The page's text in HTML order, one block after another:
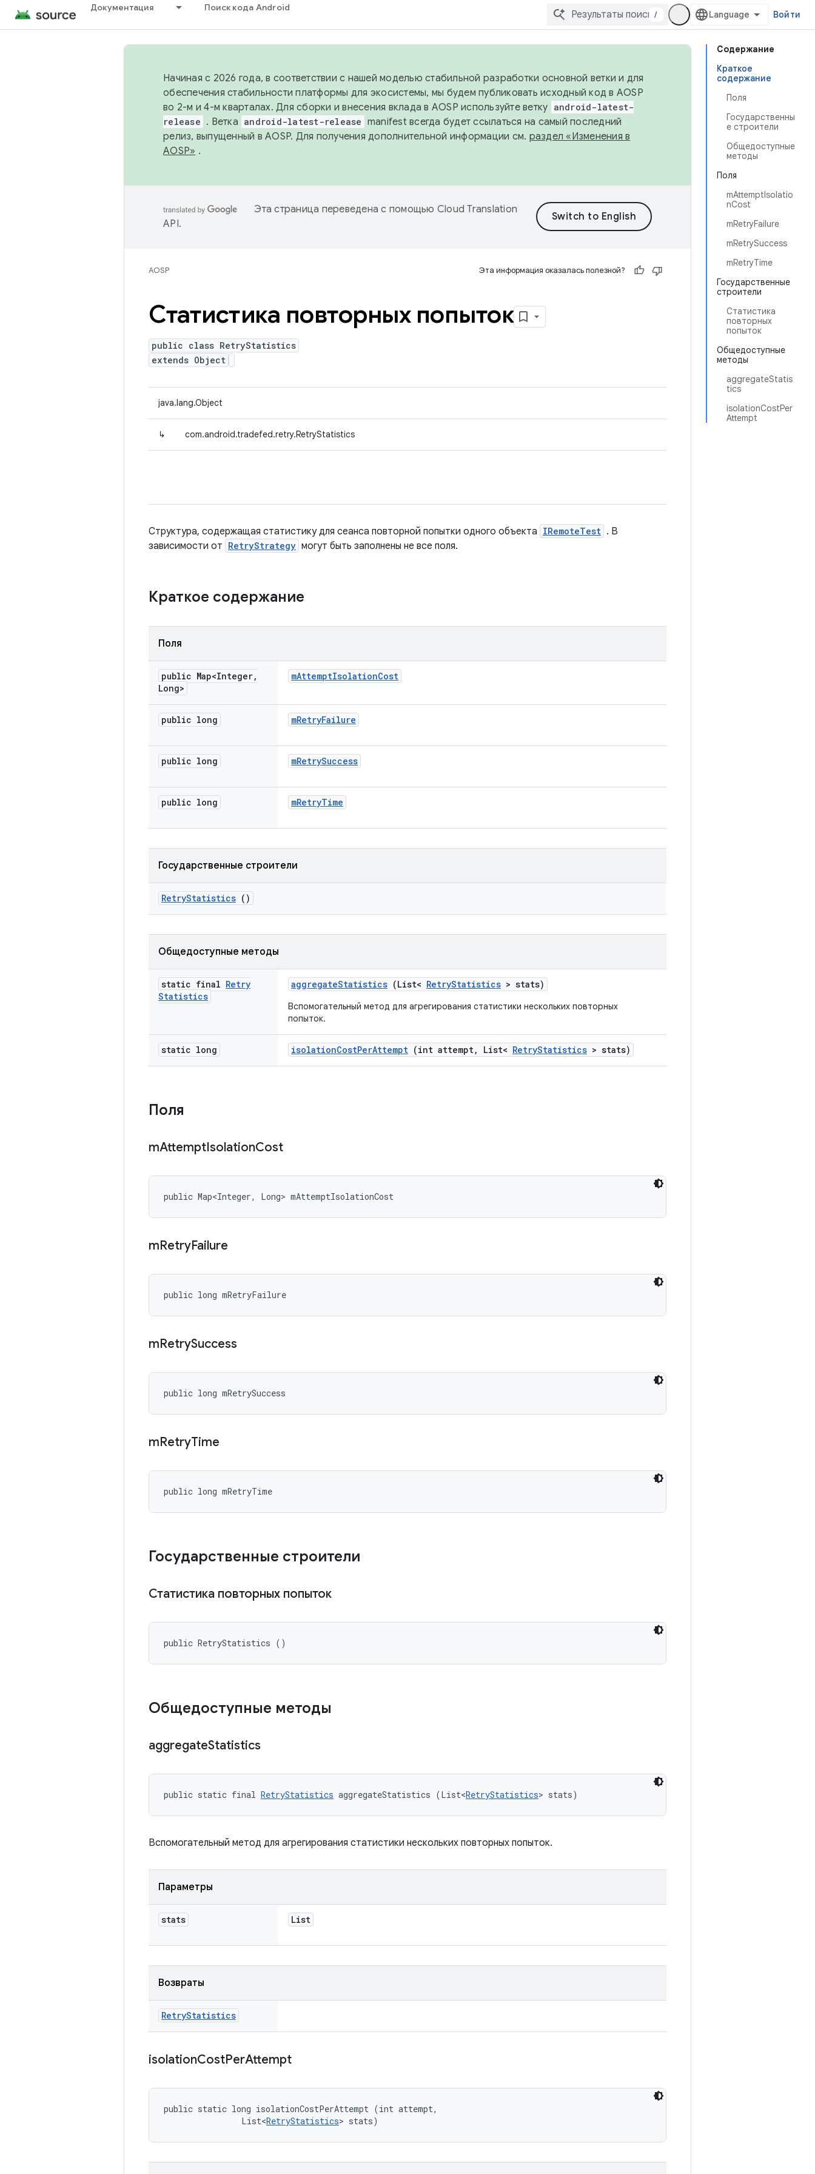
Документация Поиск кода Android
/ Войти
Содержание
Краткое
содержание
Поля
Государственны
е строители
Общедоступные
методы
Поля
mAttemptIsolatio
nCost
mRetryFailure
mRetrySuccess
mRetryTime
Государственные
строители
Статистика
повторных
попыток
Общедоступные
методы
aggregateStatis
tics
isolationCostPer
Attempt
Начиная с 2026 года, в соответствии с нашей моделью стабильной разработки основной ветки и для
обеспечения стабильности платформы для экосистемы, мы будем публиковать исходный код в AOSP
во 2-м и 4-м кварталах. Для сборки и внесения вклада в AOSP используйте ветку android-latest-
release . Ветка android-latest-release manifest всегда будет ссылаться на самый последний
релиз, выпущенный в AOSP. Для получения дополнительной информации см. раздел «Изменения в
AOSP» .
Эта страница переведена с помощью Cloud Translation
API.
AOSP Эта информация оказалась полезной?
Статистика повторных попыток
public class RetryStatistics
extends Object
java.lang.Object
↳ com.android.tradefed.retry.RetryStatistics
Структура, содержащая статистику для сеанса повторной попытки одного объекта IRemoteTest . В
зависимости от RetryStrategy могут быть заполнены не все поля.
Краткое содержание
Поля
public Map<Integer,
Long>
mAttemptIsolationCost
public long mRetryFailure
public long mRetrySuccess
public long mRetryTime
Государственные строители
RetryStatistics ()
Общедоступные методы
static final Retry
Statistics
aggregateStatistics (List< RetryStatistics > stats)
Вспомогательный метод для агрегирования статистики нескольких повторных
попыток.
static long isolationCostPerAttempt (int attempt, List< RetryStatistics > stats)
Поля
mAttemptIsolationCost
public Map<Integer, Long> mAttemptIsolationCost
mRetryFailure
public long mRetryFailure
mRetrySuccess
public long mRetrySuccess
mRetryTime
public long mRetryTime
Государственные строители
Статистика повторных попыток
public RetryStatistics ()
Общедоступные методы
aggregateStatistics
public static final RetryStatistics aggregateStatistics (List<RetryStatistics> stats)
Вспомогательный метод для агрегирования статистики нескольких повторных попыток.
Параметры
stats List
Возвраты
RetryStatistics
isolationCostPerAttempt
public static long isolationCostPerAttempt (int attempt,
                List<
RetryStatistics> stats)